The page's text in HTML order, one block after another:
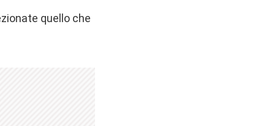
quello che